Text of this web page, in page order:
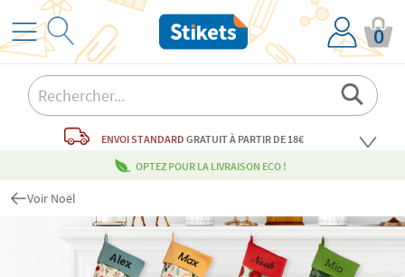
0
ENVOI STANDARDGRATUITÀ PARTIR DE 18€
OPTEZ POUR LA LIVRAISON ECO !
Voir Noël